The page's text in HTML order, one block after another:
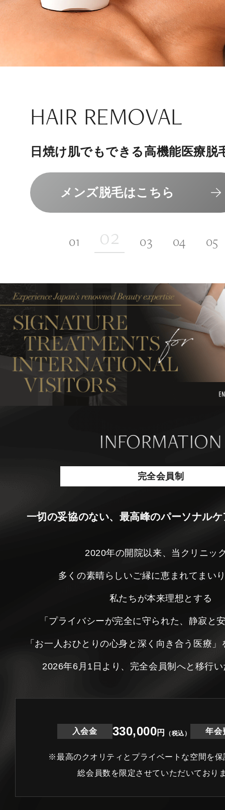
上質な美容医療サービスを提供し
人気メニューはこちら
HAIR REMOVAL
日焼け肌でもできる高機能医療脱
メンズ脱毛はこちら
組めるスキンケアトライアル
スキンケアトライアルはこ
PHILOSOPHY
“男性”特化の美容
コンセプトはこちら
内側から若々しく健康な身体へ
エクソソーム療法はこちら
NAD+点滴はこちら
INVITATION
メンバーシップを、最高のギフト
メンバーシップのご案内
INFORMATION
完全会員制
一切の妥協のない、最高峰のパーソナル
2020年の開院以来、当クリニッ
多くの素晴らしいご縁に恵まれてまい
私たちが本来理想とする
「プライバシーが完全に守られた、静寂と
「お一人おひとりの心身と深く向き合う医療
2026年6月1日より、完全会員制へと移行
入会金 330,000円 （税込） 年会
※最高のクオリティとプライベートな空間を保
総会員数を限定させていただいており